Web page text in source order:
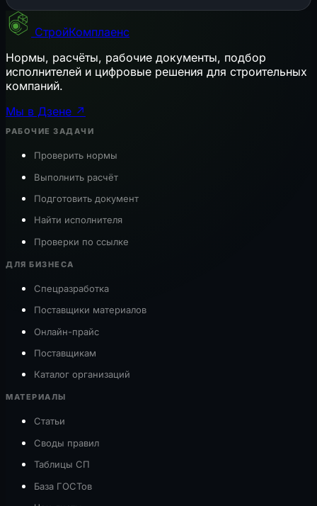
СтройКомплаенс
Нормы, расчёты, рабочие документы, подбор
исполнителей и цифровые решения для строительных
компаний.
Мы в Дзене ↗
РАБОЧИЕ ЗАДАЧИ
Проверить нормы
Выполнить расчёт
Подготовить документ
Найти исполнителя
Проверки по ссылке
ДЛЯ БИЗНЕСА
Спецразработка
Поставщики материалов
Онлайн-прайс
Поставщикам
Каталог организаций
МАТЕРИАЛЫ
Статьи
Своды правил
Таблицы СП
База ГОСТов